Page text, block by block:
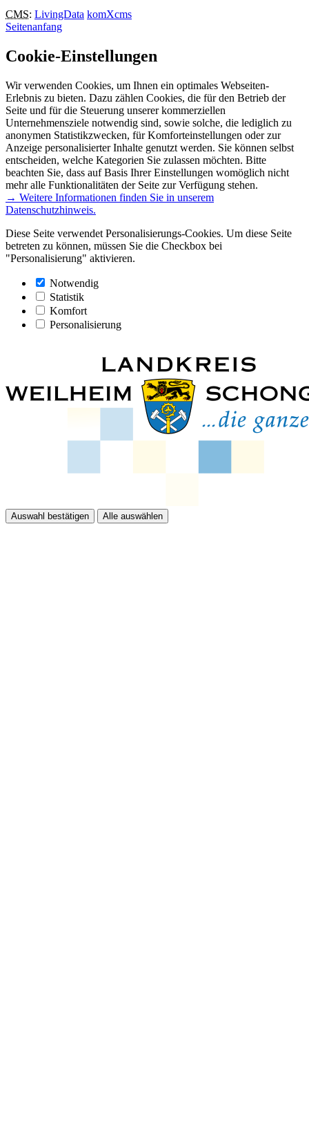
CMS: LivingData komXcms
Seitenanfang
Cookie-Einstellungen
Wir verwenden Cookies, um Ihnen ein optimales Webseiten-
Erlebnis zu bieten. Dazu zählen Cookies, die für den Betrieb der
Seite und für die Steuerung unserer kommerziellen
Unternehmensziele notwendig sind, sowie solche, die lediglich zu
anonymen Statistikzwecken, für Komforteinstellungen oder zur
Anzeige personalisierter Inhalte genutzt werden. Sie können selbst
entscheiden, welche Kategorien Sie zulassen möchten. Bitte
beachten Sie, dass auf Basis Ihrer Einstellungen womöglich nicht
mehr alle Funktionalitäten der Seite zur Verfügung stehen.
→ Weitere Informationen finden Sie in unserem
Datenschutzhinweis.
Diese Seite verwendet Personalisierungs-Cookies. Um diese Seite
betreten zu können, müssen Sie die Checkbox bei
"Personalisierung" aktivieren.
Notwendig
Statistik
Komfort
Personalisierung
Auswahl bestätigen Alle auswählen